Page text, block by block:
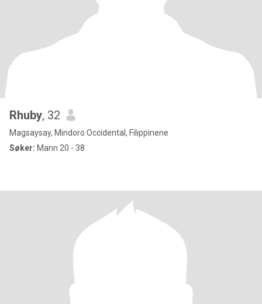
Rhuby, 32
Magsaysay, Mindoro Occidental, Filippinene
Søker: Mann 20 - 38